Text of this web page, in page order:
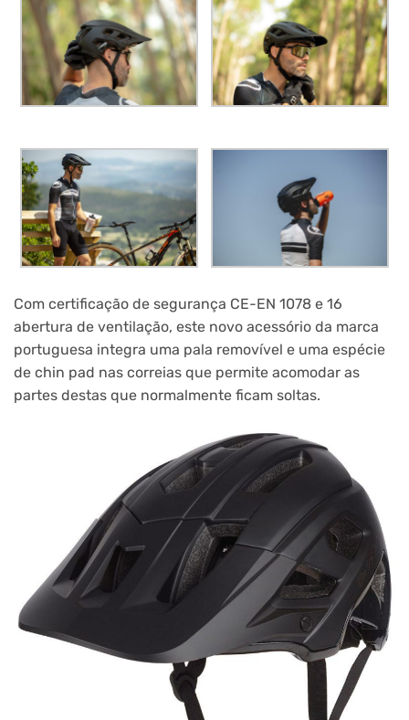
Com certificação de segurança CE-EN 1078 e 16
abertura de ventilação, este novo acessório da marca
portuguesa integra uma pala removível e uma espécie
de chin pad nas correias que permite acomodar as
partes destas que normalmente ficam soltas.